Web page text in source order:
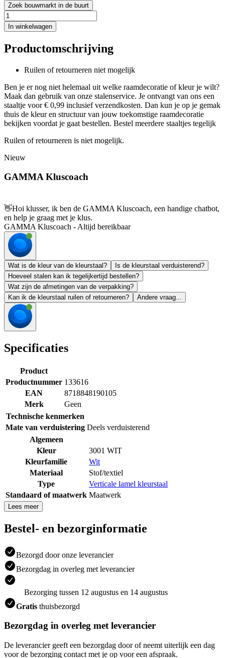
Zoek bouwmarkt in de buurt
In winkelwagen
Productomschrijving
Ruilen of retourneren niet mogelijk
Ben je er nog niet helemaal uit welke raamdecoratie of kleur je wilt?
Maak dan gebruik van onze stalenservice. Je ontvangt van ons een
staaltje voor € 0,99 inclusief verzendkosten. Dan kun je op je gemak
thuis de kleur en structuur van jouw toekomstige raamdecoratie
bekijken voordat je gaat bestellen. Bestel meerdere staaltjes tegelijk
Ruilen of retourneren is niet mogelijk.
Nieuw
GAMMA Kluscoach
👋Hoi klusser, ik ben de GAMMA Kluscoach, een handige chatbot,
en help je graag met je klus.
GAMMA Kluscoach - Altijd bereikbaar
Wat is de kleur van de kleurstaal?
Is de kleurstaal verduisterend?
Hoeveel stalen kan ik tegelijkertijd bestellen?
Wat zijn de afmetingen van de verpakking?
Kan ik de kleurstaal ruilen of retourneren?
Andere vraag...
Specificaties
Product
Productnummer 133616
EAN
8718848190105
Merk
Geen
Technische kenmerken
Mate van verduistering Deels verduisterend
Algemeen
Kleur
3001 WIT
Kleurfamilie
Wit
Materiaal
Stof/textiel
Type
Verticale lamel kleurstaal
Standaard of maatwerk Maatwerk
Lees meer
Bestel- en bezorginformatie
Bezorgd door onze leverancier
Bezorgdag in overleg met leverancier
Bezorging tussen 12 augustus en 14 augustus
Gratis thuisbezorgd
Bezorgdag in overleg met leverancier
De leverancier geeft een bezorgdag door of neemt uiterlijk een dag
voor de bezorging contact met je op voor een afspraak.